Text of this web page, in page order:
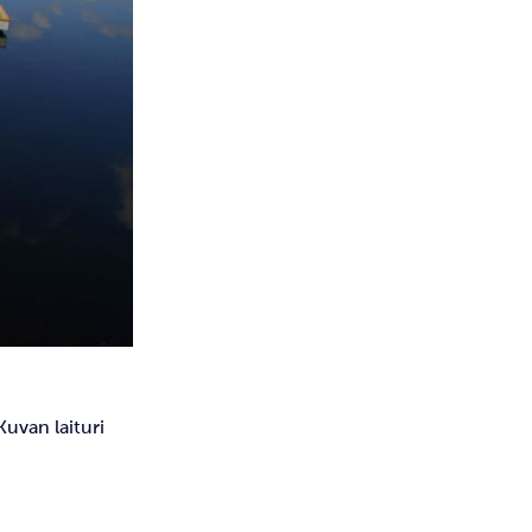
laituri